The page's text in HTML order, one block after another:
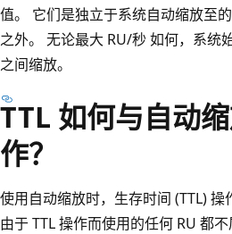
值。 它们是独立于系统自动缩放至
之外。 无论最大 RU/秒 如何，系统
之间缩放。
TTL 如何与自动
作？
使用自动缩放时，生存时间 (TTL) 操
由于 TTL 操作而使用的任何 RU 都